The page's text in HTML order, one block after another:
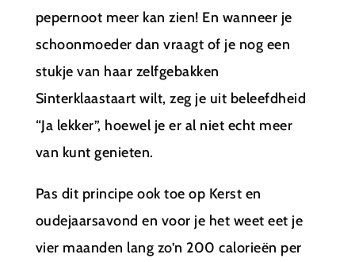
pepernoot meer kan zien! En wanneer je
schoonmoeder dan vraagt of je nog een
stukje van haar zelfgebakken
Sinterklaastaart wilt, zeg je uit beleefdheid
“Ja lekker”, hoewel je er al niet echt meer
van kunt genieten.
Pas dit principe ook toe op Kerst en
oudejaarsavond en voor je het weet eet je
vier maanden lang zo’n 200 calorieën per